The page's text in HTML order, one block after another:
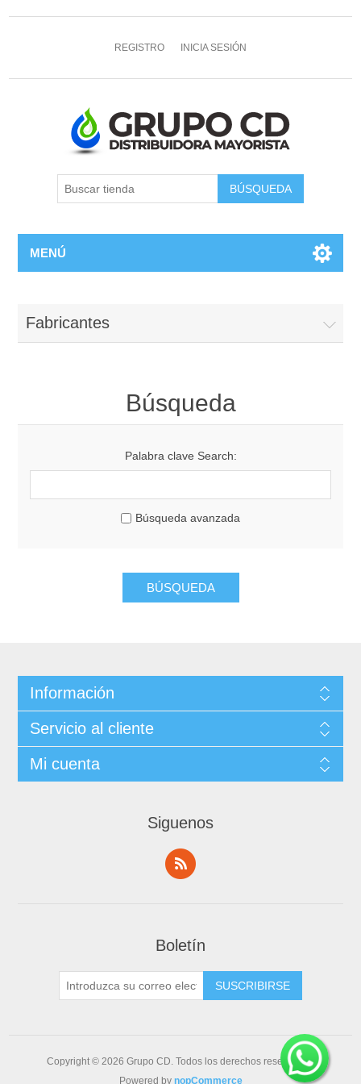
REGISTRO INICIA SESIÓN
MENÚ
Fabricantes
Búsqueda
Palabra clave Search:
Búsqueda avanzada
Información
Servicio al cliente
Mi cuenta
Siguenos
Boletín
Copyright © 2026 Grupo CD. Todos los derechos reservados.
Powered by nopCommerce